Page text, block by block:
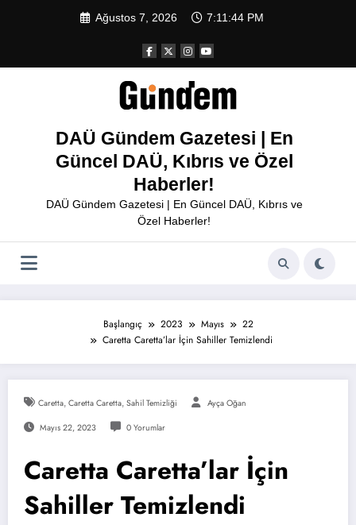
Ağustos 7, 2026 7:11:44 PM
DAÜ Gündem Gazetesi | En
Güncel DAÜ, Kıbrıs ve Özel
Haberler!
DAÜ Gündem Gazetesi | En Güncel DAÜ, Kıbrıs ve
Özel Haberler!
Başlangıç 2023 Mayıs
22
Caretta Caretta’lar İçin Sahiller Temizlendi
Caretta, Caretta Caretta, Sahil Temizliği Ayça Oğan
Mayıs 22, 2023 0 Yorumlar
Caretta Caretta’lar İçin
Sahiller Temizlendi